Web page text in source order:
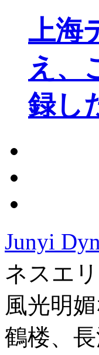
上海
え、
録し
Junyi
ネスエ
風光明
鶴楼、